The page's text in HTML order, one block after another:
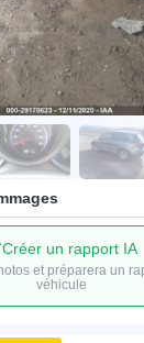
Créer un rapport IA
et préparera un
véhicule